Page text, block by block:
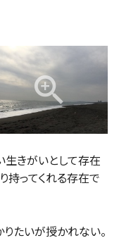
生きがいとして存在
持ってくれる存在で
たいが授かれない。